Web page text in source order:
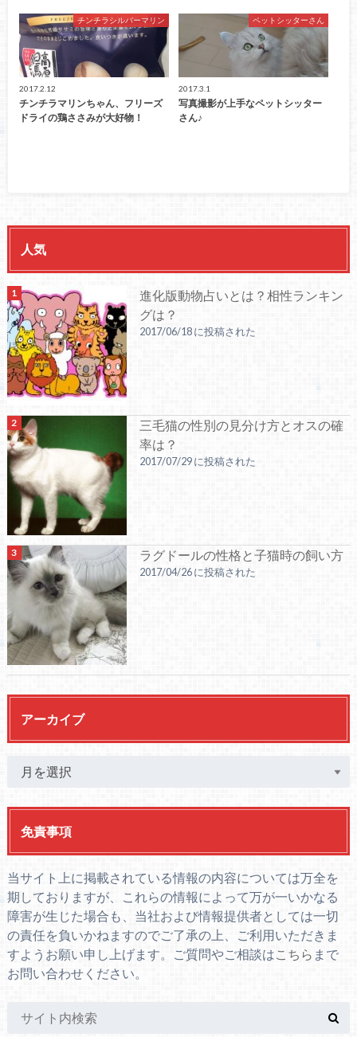
チンチラシルバーマリン
2017.2.12
チンチラマリンちゃん、フリーズ
ドライの鶏ささみが大好物！
ペットシッターさん
2017.3.1
写真撮影が上手なペットシッター
さん♪
人気
進化版動物占いとは？相性ランキン
グは？
2017/06/18 に投稿された
三毛猫の性別の見分け方とオスの確
率は？
2017/07/29 に投稿された
ラグドールの性格と子猫時の飼い方
2017/04/26 に投稿された
アーカイブ
免責事項
当サイト上に掲載されている情報の内容については万全を
期しておりますが、これらの情報によって万が一いかなる
障害が生じた場合も、当社および情報提供者としては一切
の責任を負いかねますのでご了承の上、ご利用いただきま
すようお願い申し上げます。ご質問やご相談はこちら まで
お問い合わせください。